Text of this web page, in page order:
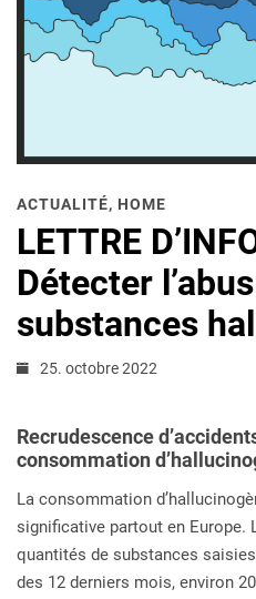
ACTUALITÉ, HOME
LETTRE
Détecter
substances
25. octobre 2022
Recrudescence
consommation
La consommation
significative partout en Europe.
quantités de substances
des 12 derniers mois, environ